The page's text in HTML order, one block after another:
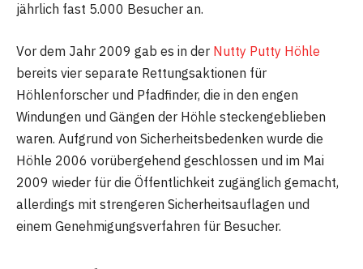
jährlich fast 5.000 Besucher an.
Vor dem Jahr 2009 gab es in der Nutty Putty Höhle
bereits vier separate Rettungsaktionen für
Höhlenforscher und Pfadfinder, die in den engen
Windungen und Gängen der Höhle steckengeblieben
waren. Aufgrund von Sicherheitsbedenken wurde die
Höhle 2006 vorübergehend geschlossen und im Mai
2009 wieder für die Öffentlichkeit zugänglich gemacht,
allerdings mit strengeren Sicherheitsauflagen und
einem Genehmigungsverfahren für Besucher.